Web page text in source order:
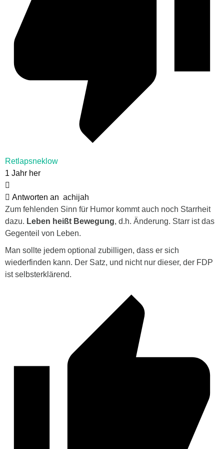
Retlapsneklow
1 Jahr her
Antworten an achijah
Zum fehlenden Sinn für Humor kommt auch noch Starrheit
dazu. Leben heißt Bewegung, d.h. Änderung. Starr ist das
Gegenteil von Leben.
Man sollte jedem optional zubilligen, dass er sich
wiederfinden kann. Der Satz, und nicht nur dieser, der FDP
ist selbsterklärend.